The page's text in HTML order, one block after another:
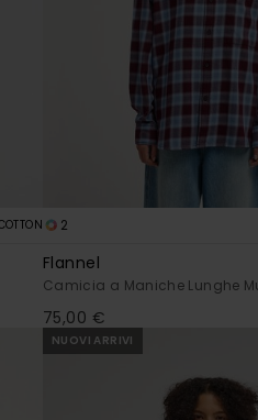
2
Flannel
Camicia a Maniche Lunghe
75,00 €
NUOVI ARRIVI